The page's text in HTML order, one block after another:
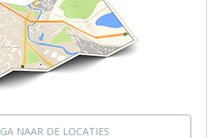
GA NAAR DE LOCATIES